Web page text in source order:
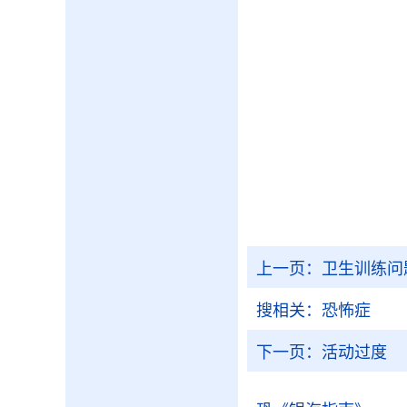
上一页： 卫生训练问
搜相关： 恐怖症
下一页： 活动过度